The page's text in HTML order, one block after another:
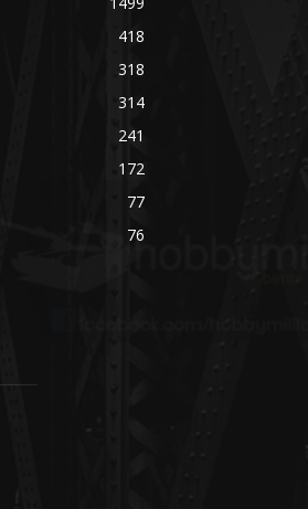
418
318
314
241
172
77
76